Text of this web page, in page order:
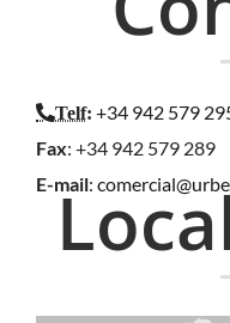
Telf: +34 942 579
Fax: +34 942 579 289
E-mail: